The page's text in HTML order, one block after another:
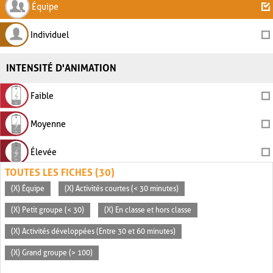
Équipe
Individuel
INTENSITÉ D'ANIMATION
Faible
Moyenne
Élevée
TOUTES LES FICHES (30)
(X) Équipe (X) Activités courtes (< 30 minutes)
(X) Petit groupe (< 30) (X) En classe et hors classe
(X) Activités développées (Entre 30 et 60 minutes)
(X) Grand groupe (> 100)